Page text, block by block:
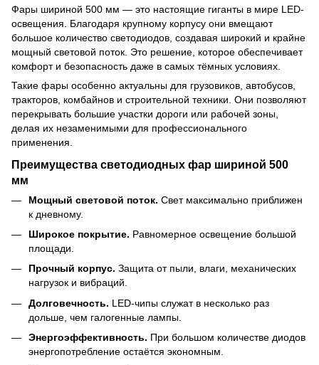
Фары шириной 500 мм — это настоящие гиганты в мире LED-
освещения. Благодаря крупному корпусу они вмещают
большое количество светодиодов, создавая широкий и крайне
мощный световой поток. Это решение, которое обеспечивает
комфорт и безопасность даже в самых тёмных условиях.
Такие фары особенно актуальны для грузовиков, автобусов,
тракторов, комбайнов и строительной техники. Они позволяют
перекрывать большие участки дороги или рабочей зоны,
делая их незаменимыми для профессионального
применения.
Преимущества светодиодных фар шириной 500
мм
Мощный световой поток. Свет максимально приближен
к дневному.
Широкое покрытие. Равномерное освещение большой
площади.
Прочный корпус. Защита от пыли, влаги, механических
нагрузок и вибраций.
Долговечность. LED-чипы служат в несколько раз
дольше, чем галогенные лампы.
Энергоэффективность. При большом количестве диодов
энергопотребление остаётся экономным.